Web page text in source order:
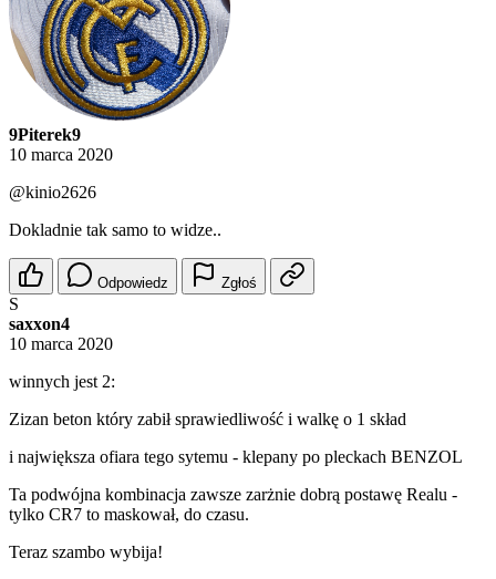
9Piterek9
10 marca 2020
@kinio2626
Dokladnie tak samo to widze..
Odpowiedz Zgłoś
S
saxxon4
10 marca 2020
winnych jest 2:
Zizan beton który zabił sprawiedliwość i walkę o 1 skład
i największa ofiara tego sytemu - klepany po pleckach BENZOL
Ta podwójna kombinacja zawsze zarżnie dobrą postawę Realu -
tylko CR7 to maskował, do czasu.
Teraz szambo wybija!